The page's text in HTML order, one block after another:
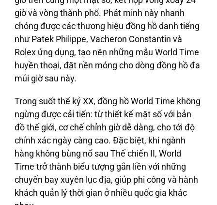
giờ và vòng thành phố. Phát minh này nhanh
chóng được các thương hiệu đồng hồ danh tiếng
như Patek Philippe, Vacheron Constantin và
Rolex ứng dụng, tạo nên những mẫu World Time
huyền thoại, đặt nền móng cho dòng đồng hồ đa
múi giờ sau này.
Trong suốt thế kỷ XX, đồng hồ World Time không
ngừng được cải tiến: từ thiết kế mặt số với bản
đồ thế giới, cơ chế chỉnh giờ dễ dàng, cho tới độ
chính xác ngày càng cao. Đặc biệt, khi ngành
hàng không bùng nổ sau Thế chiến II, World
Time trở thành biểu tượng gắn liền với những
chuyến bay xuyên lục địa, giúp phi công và hành
khách quản lý thời gian ở nhiều quốc gia khác